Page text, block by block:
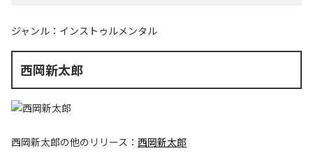
ジャンル： インストゥルメンタル
西岡新太郎
西岡新太郎の他のリリース： 西岡新太郎